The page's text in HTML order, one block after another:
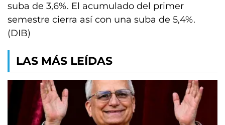
suba de 3,6%. El acumulado del primer
semestre cierra así con una suba de 5,4%.
(DIB)
LAS MÁS LEÍDAS